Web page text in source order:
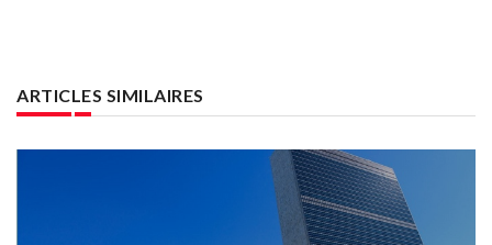
ARTICLES SIMILAIRES